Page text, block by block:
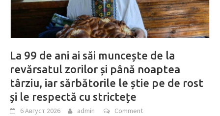
La 99 de ani ai săi muncește de la
revărsatul zorilor și până noaptea
târziu, iar sărbătorile le știe pe de rost
și le respectă cu strictețe
6 Август 2026 admin Comment